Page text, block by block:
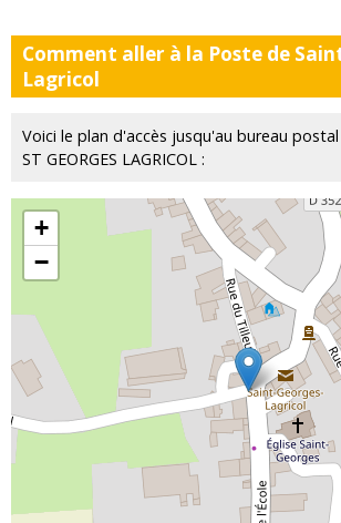
Comment aller à la Poste de
Lagricol
Voici le plan d'accès jusqu'au bureau postal
ST GEORGES LAGRICOL :
+
−